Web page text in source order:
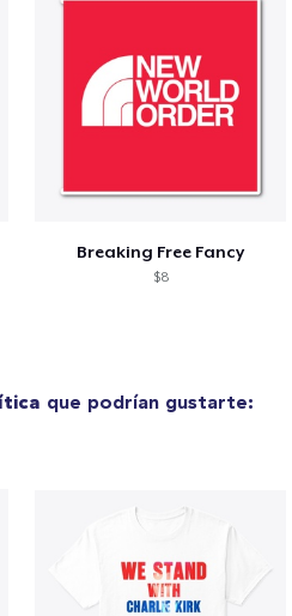
Breaking Free Fancy
$8
que podrían gustarte: